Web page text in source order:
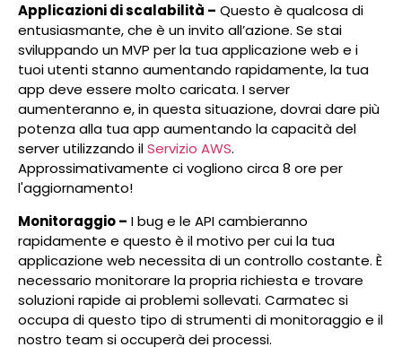
Applicazioni di scalabilità – Questo è qualcosa di
entusiasmante, che è un invito all’azione. Se stai
sviluppando un MVP per la tua applicazione web e i
tuoi utenti stanno aumentando rapidamente, la tua
app deve essere molto caricata. I server
aumenteranno e, in questa situazione, dovrai dare più
potenza alla tua app aumentando la capacità del
server utilizzando ilServizio AWS.
Approssimativamente ci vogliono circa 8 ore per
l'aggiornamento!
Monitoraggio – I bug e le API cambieranno
rapidamente e questo è il motivo per cui la tua
applicazione web necessita di un controllo costante. È
necessario monitorare la propria richiesta e trovare
soluzioni rapide ai problemi sollevati. Carmatec si
occupa di questo tipo di strumenti di monitoraggio e il
nostro team si occuperà dei processi.